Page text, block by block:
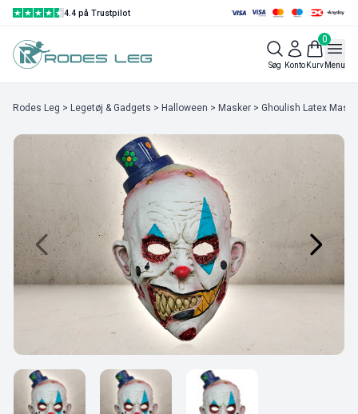
4.4 på Trustpilot
Søg Konto
0
KurvMenu
Rodes Leg > Legetøj & Gadgets > Halloween > Masker > Ghoulish Latex